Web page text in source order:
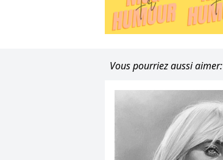
Vous pourriez aussi aimer: